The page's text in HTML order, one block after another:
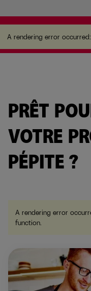
A rendering error
function.
A rendering error occurred:
PRÊT
VOTRE
A rendering error
function.